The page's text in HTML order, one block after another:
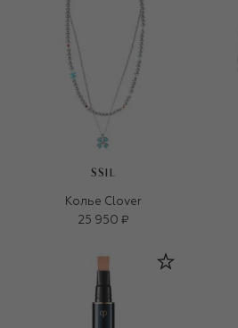
SSIL
Колье Clover
25 950 ₽